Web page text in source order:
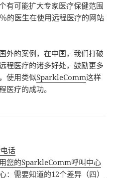
有可能扩大专家医疗保健范围
的医生在使用远程医疗的网站
外的案例，在中国，我们打破
程医疗的诸多好处，鼓励更多
使用类似SparkleComm这样
医疗的成功。
话
您的SparkleComm呼叫中心
：需要知道的12个差异（四）